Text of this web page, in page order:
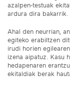
azalpen-testuak
ardura dira bakarrik.
Ahal den neurrian,
egiteko erabiltzen
irudi horien
izena aipatuz. Kasu
hedapenaren
ekitaldiak berak